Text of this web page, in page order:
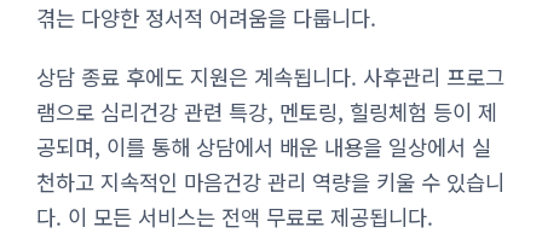
겪는 다양한 정서적 어려움을 다룹니다.
상담 종료 후에도 지원은 계속됩니다. 사후관리 프로그
램으로 심리건강 관련 특강, 멘토링, 힐링체험 등이 제
공되며, 이를 통해 상담에서 배운 내용을 일상에서 실
천하고 지속적인 마음건강 관리 역량을 키울 수 있습니
다. 이 모든 서비스는 전액 무료로 제공됩니다.